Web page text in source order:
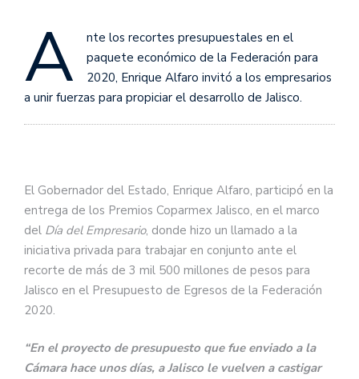
A
nte los recortes presupuestales en el
paquete económico de la Federación para
2020, Enrique Alfaro invitó a los empresarios
a unir fuerzas para propiciar el desarrollo de Jalisco.
El Gobernador del Estado, Enrique Alfaro, participó en la
entrega de los Premios Coparmex Jalisco, en el marco
del Día del Empresario, donde hizo un llamado a la
iniciativa privada para trabajar en conjunto ante el
recorte de más de 3 mil 500 millones de pesos para
Jalisco en el Presupuesto de Egresos de la Federación
2020.
“En el proyecto de presupuesto que fue enviado a la
Cámara hace unos días, a Jalisco le vuelven a castigar